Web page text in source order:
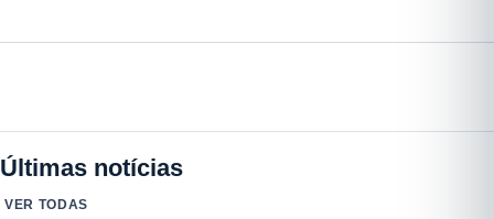
Últimas notícias
VER TODAS